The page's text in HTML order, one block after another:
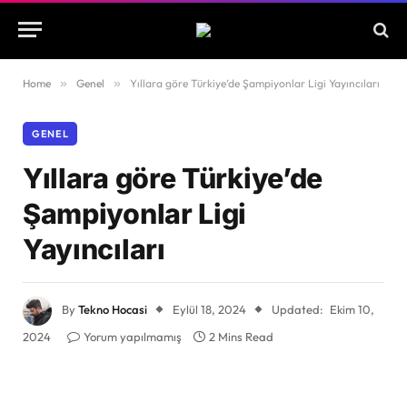
Home » Genel » Yıllara göre Türkiye’de Şampiyonlar Ligi Yayıncıları
GENEL
Yıllara göre Türkiye’de
Şampiyonlar Ligi
Yayıncıları
ByTekno Hocasi Eylül 18, 2024 Updated: Ekim 10,
2024
Yorum yapılmamış 2 Mins Read